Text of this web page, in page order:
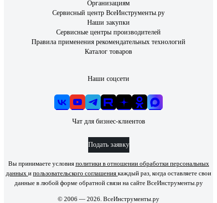
Организациям
Сервисный центр ВсеИнструменты.ру
Наши закупки
Сервисные центры производителей
Правила применения рекомендательных технологий
Каталог товаров
Наши соцсети
Чат для бизнес-клиентов
Подать заявку
Вы принимаете условия политики в отношении обработки персональных
данных и пользовательского соглашения каждый раз, когда оставляете свои
данные в любой форме обратной связи на сайте ВсеИнструменты.ру
© 2006 — 2026. ВсеИнструменты.ру